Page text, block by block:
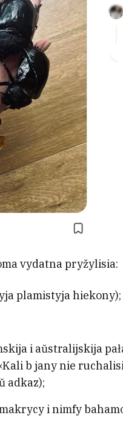
vydatna pryžylisia:
plamistyja hiekony);
i aŭstralijskija
b jany nie
adkaz);
i nimfy